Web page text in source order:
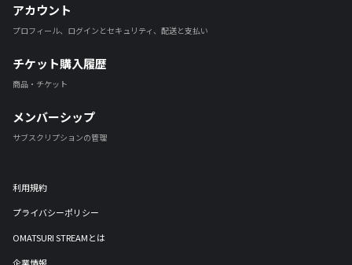
アカウント
プロフィール、ログインとセキュリティ、配送と支払い
チケット購入履歴
商品・チケット
メンバーシップ
サブスクリプションの管理
利用規約
プライバシーポリシー
OMATSURI STREAMとは